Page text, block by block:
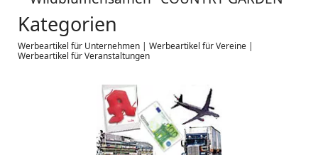
Kategorien
Werbeartikel für Unternehmen | Werbeartikel für Vereine |
Werbeartikel für Veranstaltungen